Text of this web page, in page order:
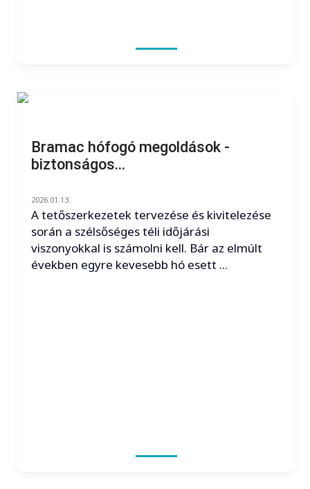
Bramac hófogó megoldások -
biztonságos...
2026.01.13.
A tetőszerkezetek tervezése és kivitelezése
során a szélsőséges téli időjárási
viszonyokkal is számolni kell. Bár az elmúlt
években egyre kevesebb hó esett ...